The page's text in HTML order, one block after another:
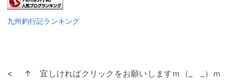
九州釣行記ランキング
< ↑ 宜しければクリックをお願いしますｍ（_ _）ｍ